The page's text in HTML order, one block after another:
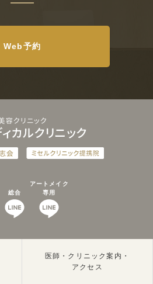
Web予約
インスタグラム
総合
LINEat
アートメイク
専用
医師・クリニック案内・
アクセス